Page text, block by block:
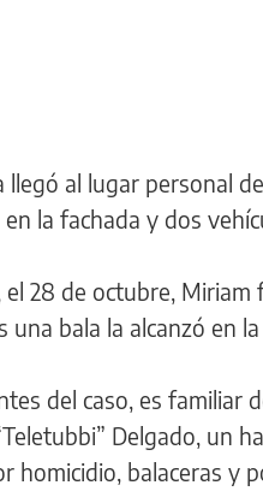
llegó al lugar personal
la fachada y dos
el 28 de octubre,
bala la alcanzó en la
del caso, es familiar
Delgado, un
homicidio, balaceras y